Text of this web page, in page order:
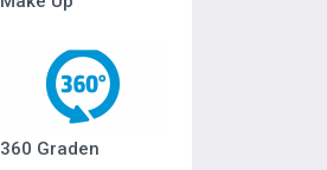
360 Graden